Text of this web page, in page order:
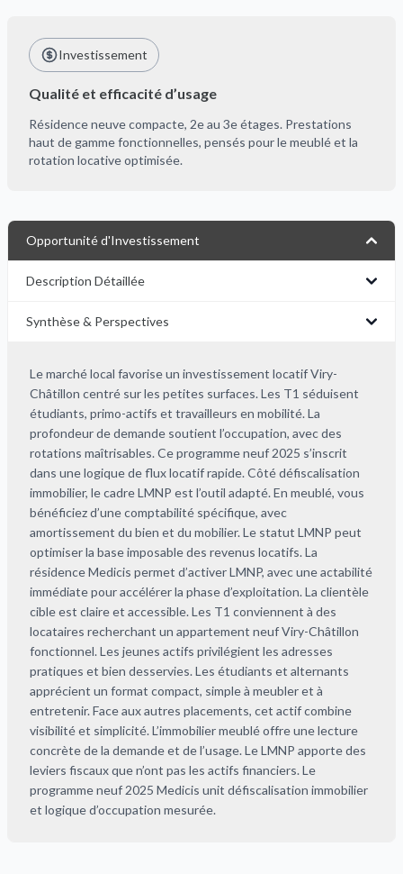
Investissement
Qualité et efficacité d’usage
Résidence neuve compacte, 2e au 3e étages. Prestations
haut de gamme fonctionnelles, pensés pour le meublé et la
rotation locative optimisée.
Opportunité d'Investissement
Description Détaillée
Synthèse & Perspectives
Le marché local favorise un investissement locatif Viry-
Châtillon centré sur les petites surfaces. Les T1 séduisent
étudiants, primo-actifs et travailleurs en mobilité. La
profondeur de demande soutient l’occupation, avec des
rotations maîtrisables. Ce programme neuf 2025 s’inscrit
dans une logique de flux locatif rapide. Côté défiscalisation
immobilier, le cadre LMNP est l’outil adapté. En meublé, vous
bénéficiez d’une comptabilité spécifique, avec
amortissement du bien et du mobilier. Le statut LMNP peut
optimiser la base imposable des revenus locatifs. La
résidence Medicis permet d’activer LMNP, avec une actabilité
immédiate pour accélérer la phase d’exploitation. La clientèle
cible est claire et accessible. Les T1 conviennent à des
locataires recherchant un appartement neuf Viry-Châtillon
fonctionnel. Les jeunes actifs privilégient les adresses
pratiques et bien desservies. Les étudiants et alternants
apprécient un format compact, simple à meubler et à
entretenir. Face aux autres placements, cet actif combine
visibilité et simplicité. L’immobilier meublé offre une lecture
concrète de la demande et de l’usage. Le LMNP apporte des
leviers fiscaux que n’ont pas les actifs financiers. Le
programme neuf 2025 Medicis unit défiscalisation immobilier
et logique d’occupation mesurée.